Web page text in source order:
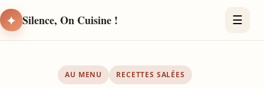
✦ Silence, On Cuisine ! ☰
AU MENU RECETTES SALÉES